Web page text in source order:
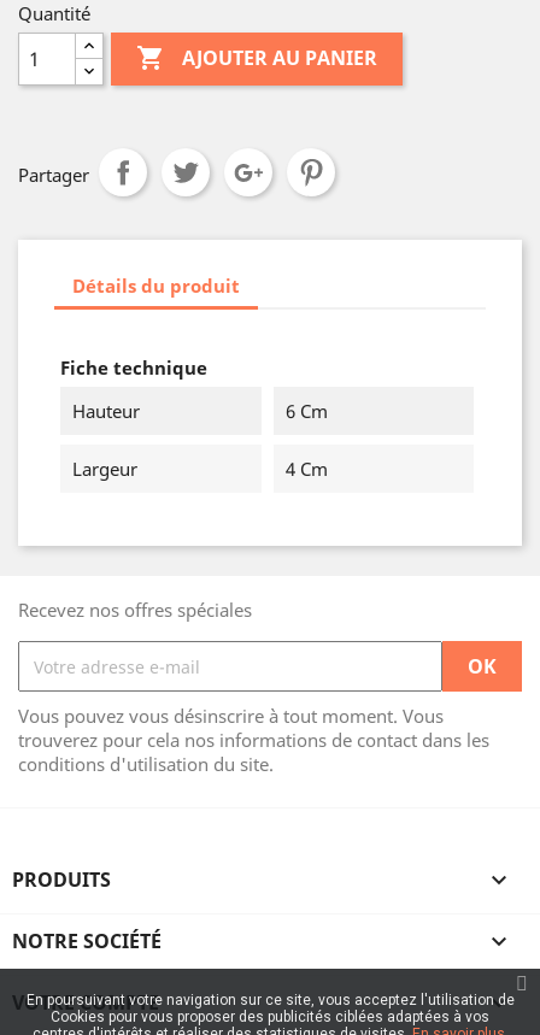
Quantité
 AJOUTER AU PANIER
Partager
Détails du produit
Fiche technique
Hauteur
6 Cm
Largeur 4 Cm
Recevez nos offres spéciales
Vous pouvez vous désinscrire à tout moment. Vous
trouverez pour cela nos informations de contact dans les
conditions d'utilisation du site.
PRODUITS 
NOTRE SOCIÉTÉ 
VOTRE COMPTE 
En poursuivant votre navigation sur ce site, vous acceptez l'utilisation de
Cookies pour vous proposer des publicités ciblées adaptées à vos